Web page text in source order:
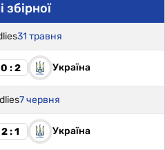
збірної
31 травня
0 : 2 Україна
7 червня
2 : 1 Україна